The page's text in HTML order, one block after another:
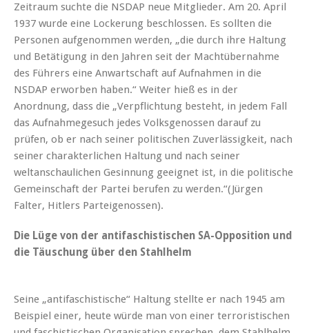
Zeitraum suchte die NSDAP neue Mitglieder. Am 20. April
1937 wurde eine Lockerung beschlossen. Es sollten die
Personen aufgenommen werden, „die durch ihre Haltung
und Betätigung in den Jahren seit der Machtübernahme
des Führers eine Anwartschaft auf Aufnahmen in die
NSDAP erworben haben.“ Weiter hieß es in der
Anordnung, dass die „Verpflichtung besteht, in jedem Fall
das Aufnahmegesuch jedes Volksgenossen darauf zu
prüfen, ob er nach seiner politischen Zuverlässigkeit, nach
seiner charakterlichen Haltung und nach seiner
weltanschaulichen Gesinnung geeignet ist, in die politische
Gemeinschaft der Partei berufen zu werden.“(Jürgen
Falter, Hitlers Parteigenossen).
Die Lüge von der antifaschistischen SA-Opposition und
die Täuschung über den Stahlhelm
Seine „antifaschistische“ Haltung stellte er nach 1945 am
Beispiel einer, heute würde man von einer terroristischen